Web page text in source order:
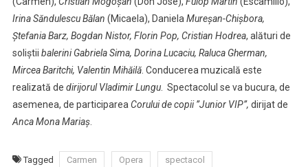
Irina Săndulescu Bălan (Micaela), Daniela Mureșan-Chișbora,
Ștefania Barz, Bogdan Nistor, Florin Pop, Cristian Hodrea, alături de
soliștii balerini Gabriela Sima, Dorina Lucaciu, Raluca Gherman,
Mircea Baritchi, Valentin Mihăilă. Conducerea muzicală este
realizată de dirijorul Vladimir Lungu. Spectacolul se va bucura, de
asemenea, de participarea Corului de copii ”Junior VIP”, dirijat de
Anca Mona Mariaș.
Tagged Carmen Opera spectacol